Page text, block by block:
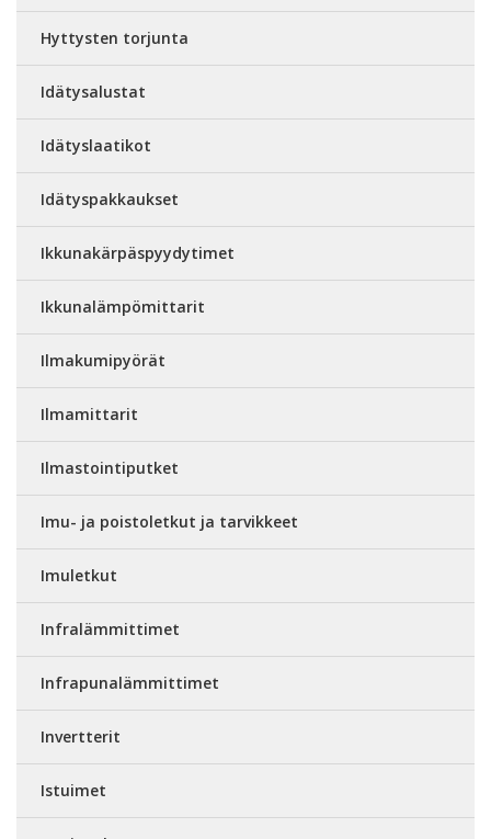
Hyttysten torjunta
Idätysalustat
Idätyslaatikot
Idätyspakkaukset
Ikkunakärpäspyydytimet
Ikkunalämpömittarit
Ilmakumipyörät
Ilmamittarit
Ilmastointiputket
Imu- ja poistoletkut ja tarvikkeet
Imuletkut
Infralämmittimet
Infrapunalämmittimet
Invertterit
Istuimet